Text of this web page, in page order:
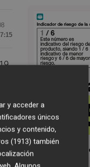
y acceder a
únicos
y contenido,
(1913) también